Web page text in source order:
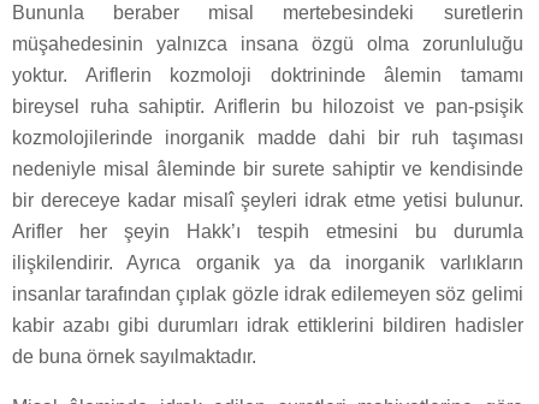
Bununla beraber misal mertebesindeki suretlerin
müşahedesinin yalnızca insana özgü olma zorunluluğu
yoktur. Ariflerin kozmoloji doktrininde âlemin tamamı
bireysel ruha sahiptir. Ariflerin bu hilozoist ve pan-psişik
kozmolojilerinde inorganik madde dahi bir ruh taşıması
nedeniyle misal âleminde bir surete sahiptir ve kendisinde
bir dereceye kadar misalî şeyleri idrak etme yetisi bulunur.
Arifler her şeyin Hakk’ı tespih etmesini bu durumla
ilişkilendirir. Ayrıca organik ya da inorganik varlıkların
insanlar tarafından çıplak gözle idrak edilemeyen söz gelimi
kabir azabı gibi durumları idrak ettiklerini bildiren hadisler
de buna örnek sayılmaktadır.